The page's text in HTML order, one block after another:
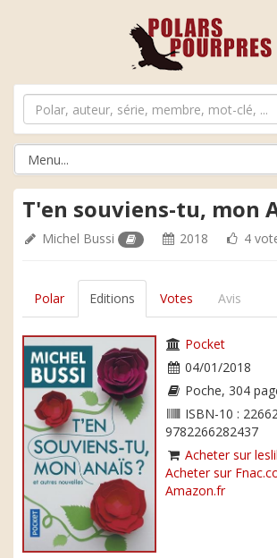
T'en souviens-tu, mon
Michel Bussi 2018 4
Polar Editions Votes Avis
Pocket
04/01/2018
Poche, 304
ISBN-10 :
9782266282437
Acheter sur
Acheter sur
Amazon.fr